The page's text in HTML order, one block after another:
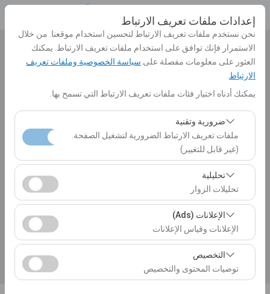
إعدادات ملفات تعريف الارتباط
نحن نستخدم ملفات تعريف الارتباط لتحسين استخدام موقعنا. من خلال
الاستمرار فإنك توافق على استخدام ملفات تعريف الارتباط. يمكنك
العثور على معلومات مفصلة على سياسة الخصوصية وملفات تعريف
الارتباط
يمكنك أدناه اختيار فئات ملفات تعريف الارتباط التي تسمح بها.
ضرورية وتقنية
ملفات تعريف الارتباط الضرورية لتشغيل الصفحة.
(غير قابل للتغيير)
تعد ملفات تعريف الارتباط هذه ضرورية لعمل الموقع بشكل
صحيح، والأمان، وإدارة الجلسات، والوظائف الأساسية. لا يمكن
تعطيلها.
تحليلية
تحليلات الزوار
تتيح لنا ملفات تعريف الارتباط هذه تحليل كيفية استخدام موقعنا
(عدد الزوار، الصفحات الأكثر زيارة، سلوك المستخدمين).
تُستخدم هذه البيانات لقياس أداء الموقع وتحسين تجربة
المستخدم بشكل مستمر.
الإعلانات (Ads)
الإعلانات وقياس الإعلانات
تتيح لنا ملفات تعريف الارتباط هذه عرض إعلانات مخصصة
تتناسب مع اهتماماتك وقياس فعالية حملاتنا الإعلانية (عدد مرات
الظهور، معدل النقر).
التخصيص
توصيات المحتوى والتخصيص
بيك اب الموقع
الرجاء الاختيار
تحديد موقع مختلف الانزال
تاريخ الالتقاط والوقت
10:00
تاريخ العودة والوقت